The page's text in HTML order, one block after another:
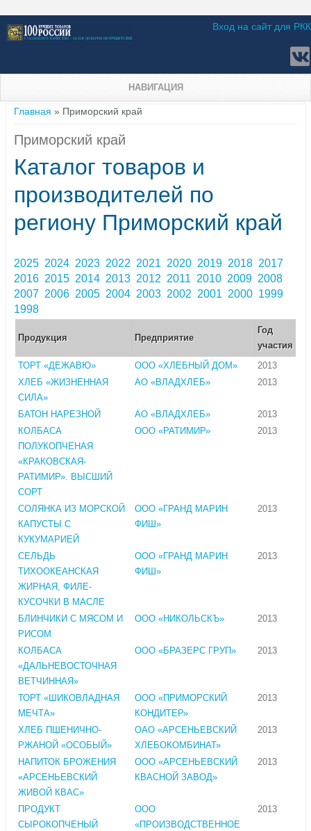
Вход на сайт для РКК
НАВИГАЦИЯ
Вы здесь
Главная » Приморский край
Приморский край
Каталог товаров и
производителей по
региону Приморский край
2025 2024 2023 2022 2021 2020 2019 2018 2017
2016 2015 2014 2013 2012 2011 2010 2009 2008
2007 2006 2005 2004 2003 2002 2001 2000 1999
1998
Продукция Предприятие
Год
участия
ТОРТ «ДЕЖАВЮ»
ООО «ХЛЕБНЫЙ ДОМ»
2013
ХЛЕБ «ЖИЗНЕННАЯ
СИЛА»
АО «ВЛАДХЛЕБ» 2013
БАТОН НАРЕЗНОЙ АО «ВЛАДХЛЕБ»
2013
КОЛБАСА
ПОЛУКОПЧЕНАЯ
«КРАКОВСКАЯ-
РАТИМИР». ВЫСШИЙ
СОРТ
ООО «РАТИМИР» 2013
СОЛЯНКА ИЗ МОРСКОЙ
КАПУСТЫ С
КУКУМАРИЕЙ
ООО «ГРАНД МАРИН
ФИШ»
2013
СЕЛЬДЬ
ТИХООКЕАНСКАЯ
ЖИРНАЯ, ФИЛЕ-
КУСОЧКИ В МАСЛЕ
ООО «ГРАНД МАРИН
ФИШ»
2013
БЛИНЧИКИ С МЯСОМ И
РИСОМ
ООО «НИКОЛЬСКЪ» 2013
КОЛБАСА
«ДАЛЬНЕВОСТОЧНАЯ
ВЕТЧИННАЯ»
ООО «БРАЗЕРС ГРУП» 2013
ТОРТ «ШИКОВЛАДНАЯ
МЕЧТА»
ООО «ПРИМОРСКИЙ
КОНДИТЕР»
2013
ХЛЕБ ПШЕНИЧНО-
РЖАНОЙ «ОСОБЫЙ»
ОАО «АРСЕНЬЕВСКИЙ
ХЛЕБОКОМБИНАТ»
2013
НАПИТОК БРОЖЕНИЯ
«АРСЕНЬЕВСКИЙ
ЖИВОЙ КВАС»
ООО «АРСЕНЬЕВСКИЙ
КВАСНОЙ ЗАВОД»
2013
ПРОДУКТ
СЫРОКОПЧЕНЫЙ
ООО
«ПРОИЗВОДСТВЕННОЕ
2013